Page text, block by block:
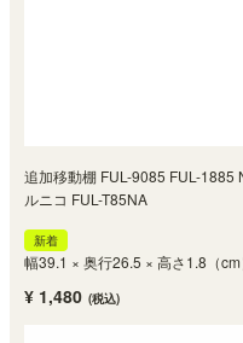
追加移動棚 FUL-9085 FUL-1885
ルニコ FUL-T85NA
新着
幅39.1 × 奥行26.5 × 高さ1.8（cm
¥ 1,480 (税込)